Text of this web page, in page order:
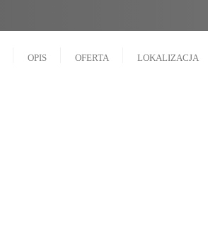
OPIS OFERTA LOKALIZACJA